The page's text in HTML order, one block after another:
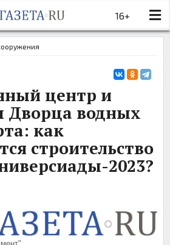
16+
центр и
Дворца водных
как
строительство
2023?